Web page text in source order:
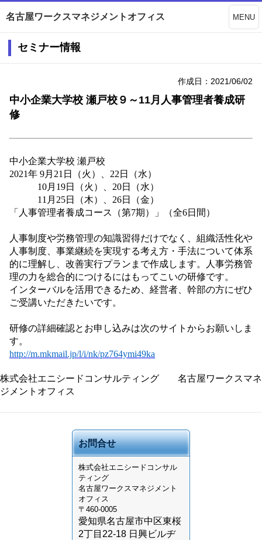
名古屋ワークスマネジメントオフィス MENU
セミナー情報
作成日：2021/06/02
中小企業大学校 瀬戸校９～11月人事管理者養成研
修
中小企業大学校 瀬戸校
2021年 9月 21 日（火）、22日（水）
10月19日（火）、20日（水）
11月25日（木）、 26日（金）
「人事管理者養成コース（第7期）」（全6日間）
人事制度や労務管理の知識習得だけでなく、 組織活性化や
人事制度、事業継続を実現する考え方・手法について体系
的に理解し、改善実行プランまで作成します。人事労務管
理の力を総合的につけるにはもってこいの研修です。
インターバルを活用できるため、経営者、幹部の方にぜひ
ご受講いただきたいです。
研修の詳細確認とお申し込みは次のサイトからお願いしま
す。
http://m.mkmail.jp/l/i/nk/pz764ymi49ka
株式会社エニシードコンサルティング 名古屋ワークスマネ
ジメントオフィス
お問合せ
株式会社エニシードコンサル
ティング
名古屋ワークスマネジメント
オフィス
〒460-0005
愛知県名古屋市中区東桜
2丁目22-18 日興ビルヂ